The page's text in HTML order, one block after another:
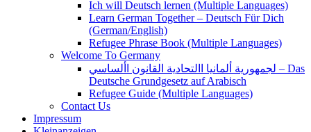
Ich will Deutsch lernen (Multiple Languages)
Learn German Together – Deutsch Für Dich
(German/English)
Refugee Phrase Book (Multiple Languages)
Welcome To Germany
لجمهورية ألمانيا االتحادية القانون األساسي – Das
Deutsche Grundgesetz auf Arabisch
Refugee Guide (Multiple Languages)
Contact Us
Impressum